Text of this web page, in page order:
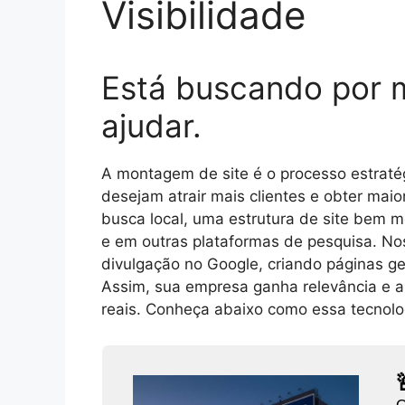
Visibilidade
Está buscando por
ajudar.
A montagem de site é o processo
desejam atrair mais clientes e obter
busca local, uma estrutura de site bem
e em outras plataformas de pesquisa.
divulgação no Google, criando páginas
Assim, sua empresa ganha relevância e
reais. Conheça abaixo como essa